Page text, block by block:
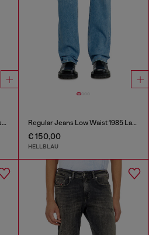
Slim Regular Waist 2062 D-Strukt Joggjeans® Regular Jeans Low Waist 1985 Larkee
€ 150,00
HELLBLAU